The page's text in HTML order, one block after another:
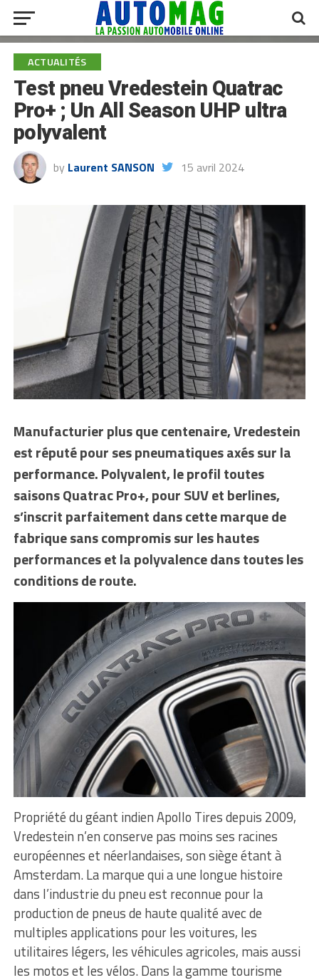
ACTUALITÉS
Test pneu Vredestein Quatrac
Pro+ ; Un All Season UHP ultra
polyvalent
by Laurent SANSON 15 avril 2024
Manufacturier plus que centenaire, Vredestein
est réputé pour ses pneumatiques axés sur la
performance. Polyvalent, le profil toutes
saisons Quatrac Pro+, pour SUV et berlines,
s’inscrit parfaitement dans cette marque de
fabrique sans compromis sur les hautes
performances et la polyvalence dans toutes les
conditions de route.
Propriété du géant indien Apollo Tires depuis 2009,
Vredestein n’en conserve pas moins ses racines
européennes et néerlandaises, son siège étant à
Amsterdam. La marque qui a une longue histoire
dans l’industrie du pneu est reconnue pour la
production de pneus de haute qualité avec de
multiples applications pour les voitures, les
utilitaires légers, les véhicules agricoles, mais aussi
les motos et les vélos. Dans la gamme tourisme